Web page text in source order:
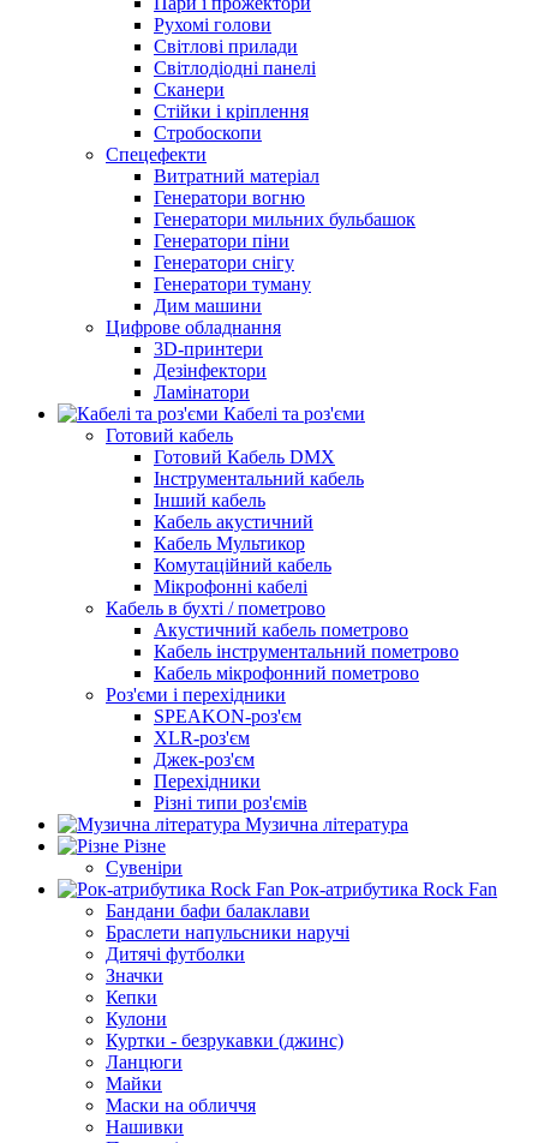
Рухомі голови
Світлові прилади
Світлодіодні панелі
Сканери
Стійки і кріплення
Стробоскопи
Спецефекти
Витратний матеріал
Генератори вогню
Генератори мильних бульбашок
Генератори піни
Генератори снігу
Генератори туману
Дим машини
Цифрове обладнання
3D-принтери
Дезінфектори
Ламінатори
Кабелі та роз'єми
Готовий кабель
Готовий Кабель DMX
Інструментальний кабель
Інший кабель
Кабель акустичний
Кабель Мультикор
Комутаційний кабель
Мікрофонні кабелі
Кабель в бухті / пометрово
Акустичний кабель пометрово
Кабель інструментальний пометрово
Кабель мікрофонний пометрово
Роз'єми і перехідники
SPEAKON-роз'єм
XLR-роз'єм
Джек-роз'єм
Перехідники
Різні типи роз'ємів
Музична література
Різне
Сувеніри
Рок-атрибутика Rock Fan
Бандани бафи балаклави
Браслети напульсники наручі
Дитячі футболки
Значки
Кепки
Кулони
Куртки - безрукавки (джинс)
Ланцюги
Майки
Маски на обличчя
Нашивки